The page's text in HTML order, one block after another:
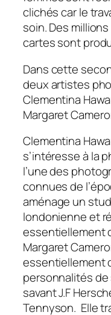
clichés car le
soin. Des
cartes sont
Dans cette
deux artistes
Clementina
Margaret
Clementina
s’intéresse à la
l’une des
connues de
aménage un
londonienne et
essentiellement
Margaret
essentiellement
personnalités
savant J.F
Tennyson. Elle